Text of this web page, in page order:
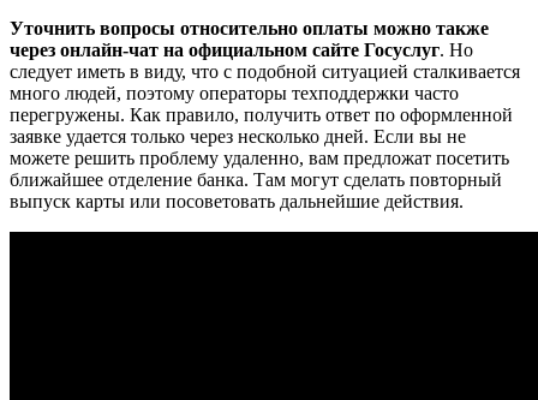
Уточнить вопросы относительно оплаты можно также
через онлайн-чат на официальном сайте Госуслуг. Но
следует иметь в виду, что с подобной ситуацией сталкивается
много людей, поэтому операторы техподдержки часто
перегружены. Как правило, получить ответ по оформленной
заявке удается только через несколько дней. Если вы не
можете решить проблему удаленно, вам предложат посетить
ближайшее отделение банка. Там могут сделать повторный
выпуск карты или посоветовать дальнейшие действия.